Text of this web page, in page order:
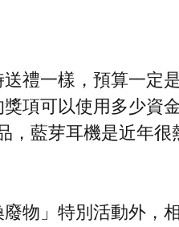
禮一樣，預算一定
項可以使用多少資
，藍芽耳機是近年很
物」特別活動外，